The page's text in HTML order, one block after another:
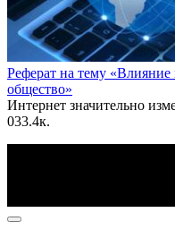
Реферат на тему «Влияние
общество»
Интернет значительно
033.4к.